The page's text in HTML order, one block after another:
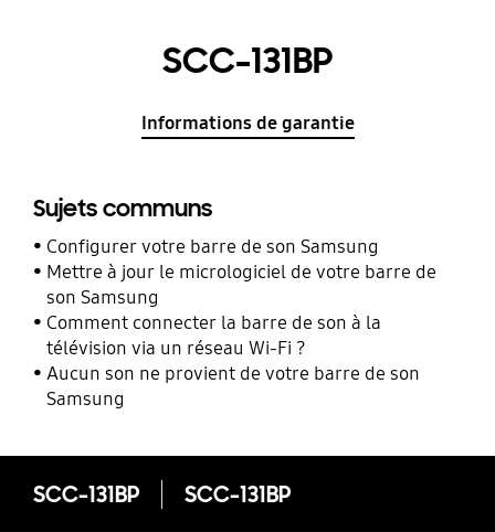
SCC-131BP
Informations de garantie
Sujets communs
Configurer votre barre de son Samsung
Mettre à jour le micrologiciel de votre barre de
son Samsung
Comment connecter la barre de son à la
télévision via un réseau Wi-Fi ?
Aucun son ne provient de votre barre de son
Samsung
SCC-131BP SCC-131BP